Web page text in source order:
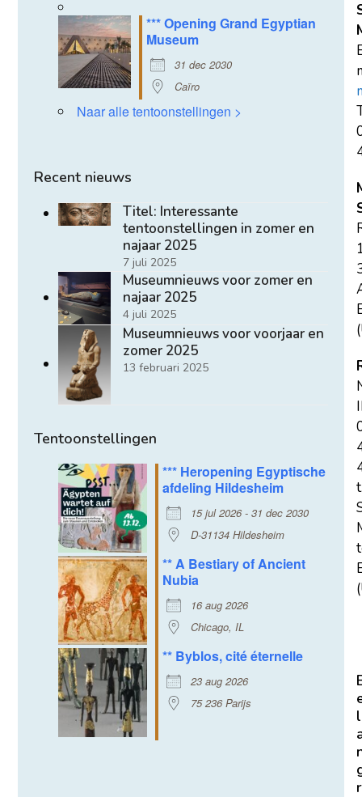
*** Opening Grand Egyptian
Museum
31 dec 2030
Caïro
Naar alle tentoonstellingen >
Recent nieuws
Titel: Interessante
tentoonstellingen in zomer en
najaar 2025
7 juli 2025
Museumnieuws voor zomer en
najaar 2025
4 juli 2025
Museumnieuws voor voorjaar en
zomer 2025
13 februari 2025
Tentoonstellingen
*** Heropening Egyptische
afdeling Hildesheim
15 jul 2026 - 31 dec 2030
D-31134 Hildesheim
** A Bestiary of Ancient
Nubia
16 aug 2026
Chicago, IL
** Byblos, cité éternelle
23 aug 2026
75 236 Parijs
l
r